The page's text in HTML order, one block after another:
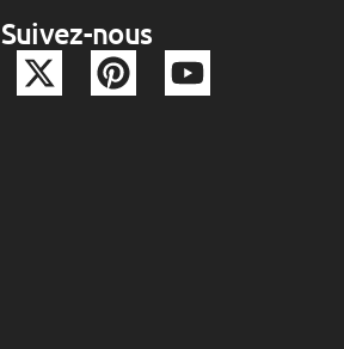
Suivez-nous